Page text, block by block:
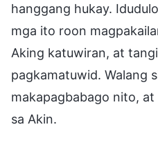
hanggang hukay.
mga ito roon
Aking katuwiran, at
pagkamatuwid. Walang
makapagbabago nito,
sa Akin.